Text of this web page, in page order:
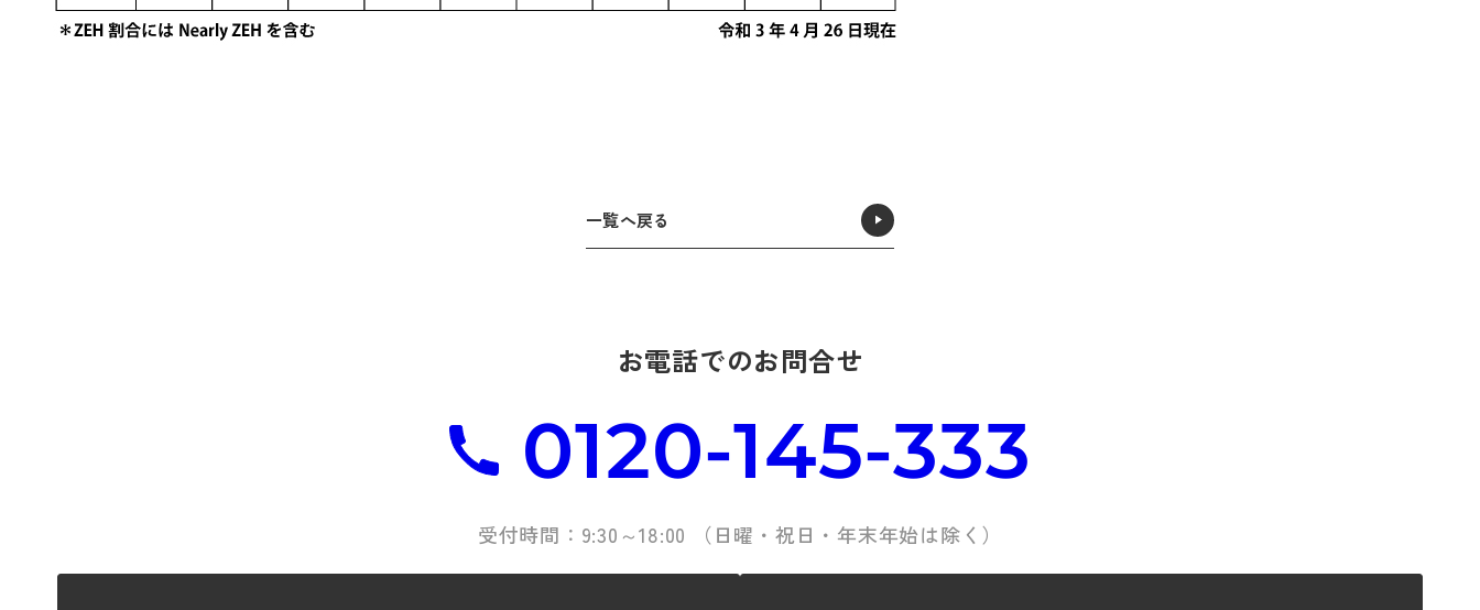
一覧へ戻る
お電話でのお問合せ
0120-145-333
受付時間：9:30～18:00 （日曜・祝日・年末年始は除く）